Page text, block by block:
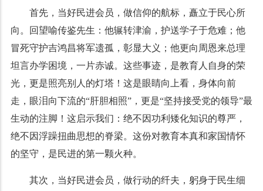
首先，当好民进会员，做信仰的航标，矗立于民心所
向。回望喻传鉴先生：他辗转津渝，护送学子于危难；他
冒死守护吉鸿昌将军遗孤，彰显大义；他更向周恩来总理
坦言办学困境，一片赤诚。这些事迹，是教育人自身的荣
光，更是照亮别人的灯塔！这是眼睛向上看，身体向前
走，眼泪向下流的“肝胆相照”，更是“坚持接受党的领导”最
生动的注脚！这启示我们：绝不因功利矮化知识的尊严，
绝不因浮躁扭曲思想的脊梁。这份对教育本真和家国情怀
的坚守，是民进的第一颗火种。
其次，当好民进会员，做行动的纤夫，躬身于民生细